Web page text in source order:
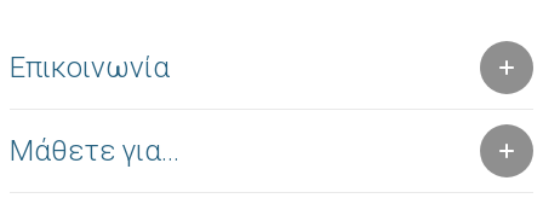
Επικοινωνία
Μάθετε για...